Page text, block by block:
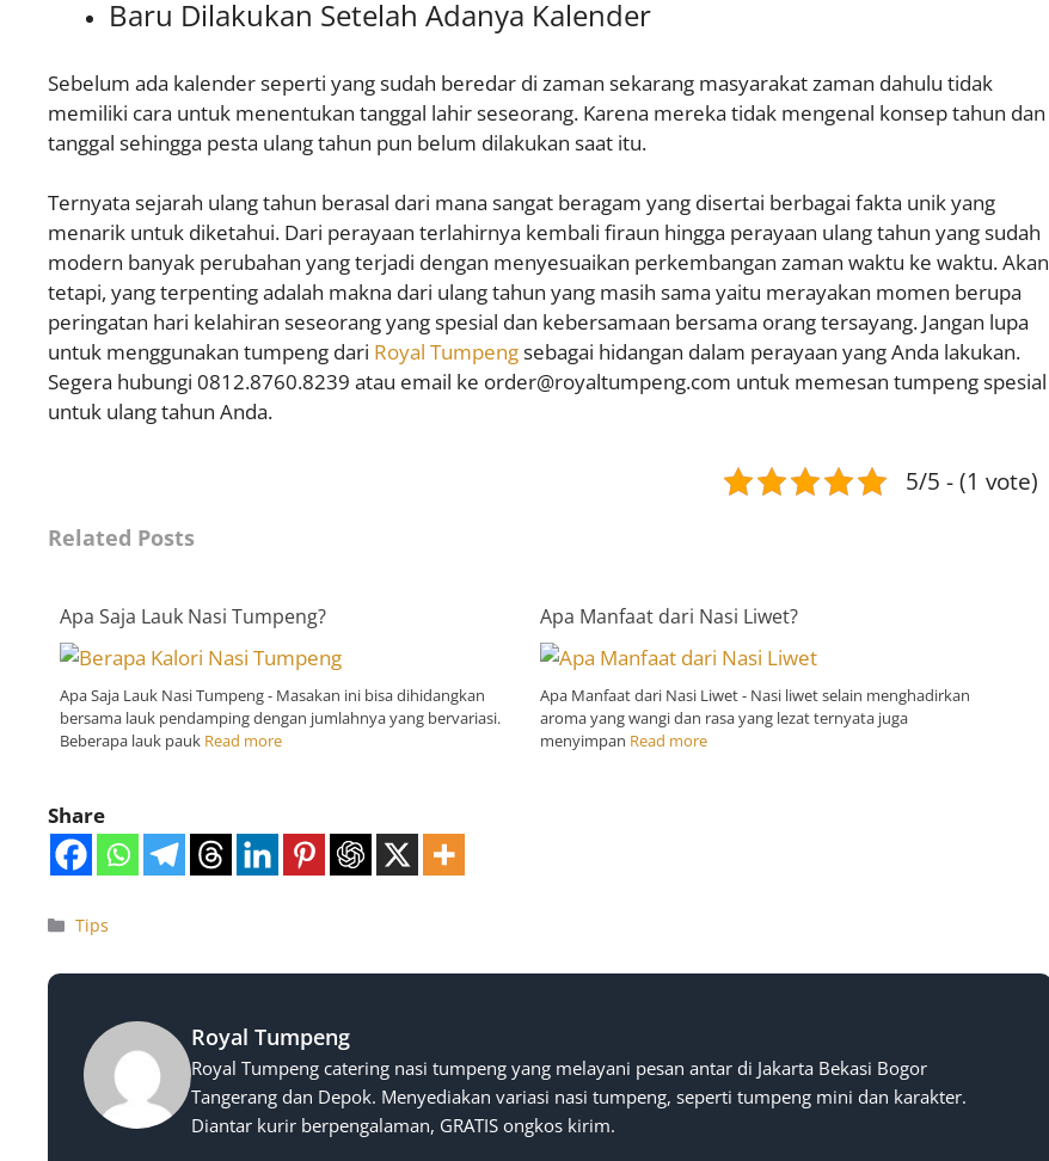
Baru Dilakukan Setelah Adanya Kalender
Sebelum ada kalender seperti yang sudah beredar di zaman sekarang masyarakat zaman dahulu tidak
memiliki cara untuk menentukan tanggal lahir seseorang. Karena mereka tidak mengenal konsep tahun dan
tanggal sehingga pesta ulang tahun pun belum dilakukan saat itu.
Ternyata sejarah ulang tahun berasal dari mana sangat beragam yang disertai berbagai fakta unik yang
menarik untuk diketahui. Dari perayaan terlahirnya kembali firaun hingga perayaan ulang tahun yang sudah
modern banyak perubahan yang terjadi dengan menyesuaikan perkembangan zaman waktu ke waktu. Akan
tetapi, yang terpenting adalah makna dari ulang tahun yang masih sama yaitu merayakan momen berupa
peringatan hari kelahiran seseorang yang spesial dan kebersamaan bersama orang tersayang. Jangan lupa
untuk menggunakan tumpeng dari Royal Tumpengsebagai hidangan dalam perayaan yang Anda lakukan.
Segera hubungi 0812.8760.8239 atau email ke order@royaltumpeng.com untuk memesan tumpeng spesial
untuk ulang tahun Anda.
5/5 - (1 vote)
Related Posts
Apa Saja Lauk Nasi Tumpeng?
Apa Saja Lauk Nasi Tumpeng - Masakan ini bisa dihidangkan
bersama lauk pendamping dengan jumlahnya yang bervariasi.
Beberapa lauk pauk Read more
Apa Manfaat dari Nasi Liwet?
Apa Manfaat dari Nasi Liwet - Nasi liwet selain menghadirkan
aroma yang wangi dan rasa yang lezat ternyata juga
menyimpan Read more
Share
Tips
Royal Tumpeng
Royal Tumpeng catering nasi tumpeng yang melayani pesan antar di Jakarta Bekasi Bogor
Tangerang dan Depok. Menyediakan variasi nasi tumpeng, seperti tumpeng mini dan karakter.
Diantar kurir berpengalaman, GRATIS ongkos kirim.